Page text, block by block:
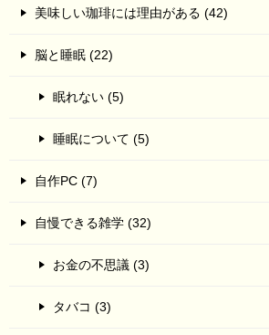
美味しい珈琲には理由がある (42)
脳と睡眠 (22)
眠れない (5)
睡眠について (5)
自作PC (7)
自慢できる雑学 (32)
お金の不思議 (3)
タバコ (3)